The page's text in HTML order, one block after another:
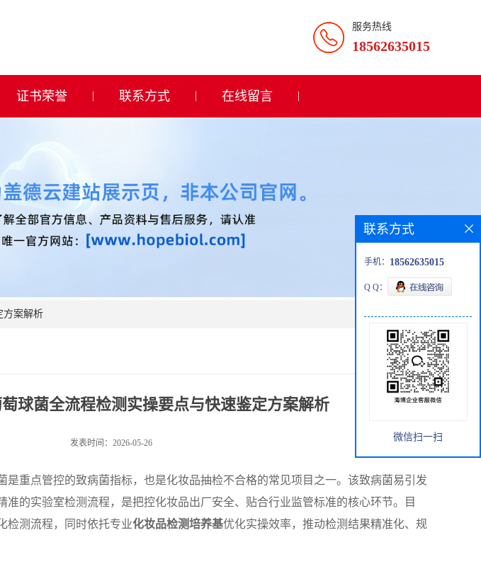
服务热线
18562635015
证书荣誉 联系方式 在线留言
方案解析
球菌全流程检测实操要点与快速鉴定方案解析
发表时间：2026-05-26
是重点管控的致病菌指标，也是化妆品抽检不合格的常见项目之一。该致病菌易引发
准的实验室检测流程，是把控化妆品出厂安全、贴合行业监管标准的核心环节。目
检测流程，同时依托专业化妆品检测培养基优化实操效率，推动检测结果精准化、规
联系方式
手机： 18562635015
Q Q：
微信扫一扫